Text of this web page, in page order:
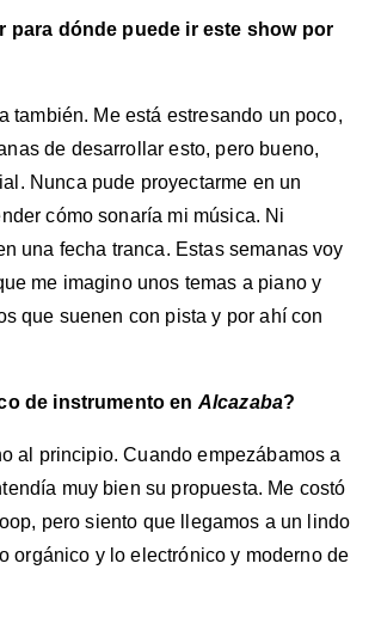
para dónde puede ir este show por
también. Me está estresando un poco,
de desarrollar esto, pero bueno,
Nunca pude proyectarme en un
cómo sonaría mi música. Ni
una fecha tranca. Estas semanas voy
me imagino unos temas a piano y
que suenen con pista y por ahí con
de instrumento en Alcazaba?
al principio. Cuando empezábamos a
muy bien su propuesta. Me costó
pero siento que llegamos a un lindo
orgánico y lo electrónico y moderno de